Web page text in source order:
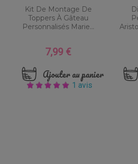
Kit De Montage De
Toppers À Gâteau
Personnalisés Marie...
Prix
7,99 €
Ajouter au panier
1 avis